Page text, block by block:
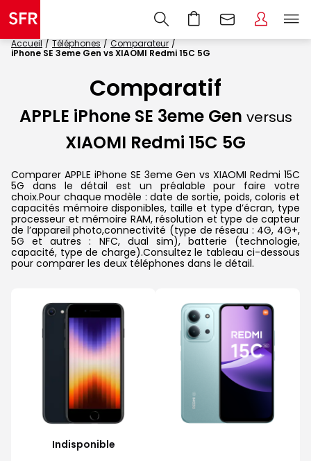
Accueil Téléphones
Comparateur
iPhone SE 3eme Gen vs XIAOMI Redmi 15C 5G
Comparatif
APPLE iPhone SE 3eme Gen versus
XIAOMI Redmi 15C 5G
Comparer APPLE iPhone SE 3eme Gen vs XIAOMI Redmi 15C
5G dans le détail est un préalable pour faire votre
choix.Pour chaque modèle : date de sortie, poids, coloris et
capacités mémoire disponibles, taille et type d’écran, type
processeur et mémoire RAM, résolution et type de capteur
de l’appareil photo,connectivité (type de réseau : 4G, 4G+,
5G et autres : NFC, dual sim), batterie (technologie,
capacité, type de charge).Consultez le tableau ci-dessous
pour comparer les deux téléphones dans le détail.
Indisponible